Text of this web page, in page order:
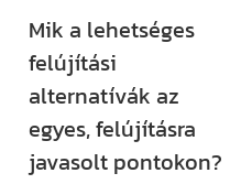
Mik a lehetséges
felújítási
alternatívák az
egyes, felújításra
javasolt pontokon?